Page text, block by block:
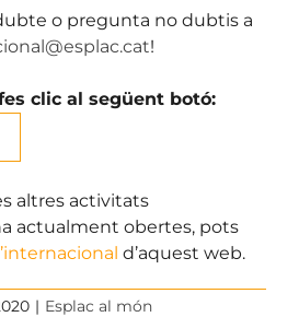
o pregunta no dubtis a
!
clic al següent botó:
altres activitats
actualment obertes, pots
d’aquest web.
| Esplac al món